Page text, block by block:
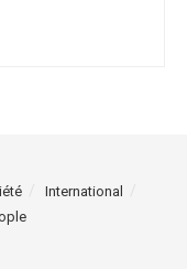
International